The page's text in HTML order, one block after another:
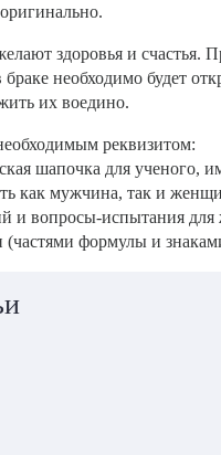
здоровья и счастья.
необходимо будет
их воедино.
реквизитом:
шапочка для ученого,
как мужчина, так и
и вопросы-испытания
(частями формулы и